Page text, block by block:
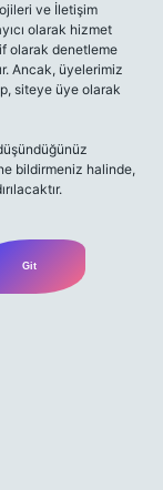
ve İletişim
olarak hizmet
olarak denetleme
Ancak, üyelerimiz
siteye üye olarak
bildirmeniz halinde,